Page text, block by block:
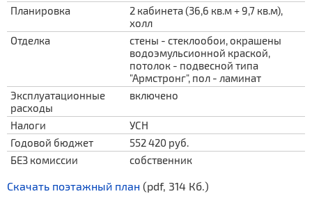
Планировка
2 кабинета (36,6 кв.м + 9,7 кв.м),
холл
Отделка
стены - стеклообои, окрашены
водоэмульсионной краской,
потолок - подвесной типа
"Армстронг", пол - ламинат
Эксплуатационные
расходы
включено
Налоги
УСН
Годовой бюджет
552 420 руб.
БЕЗ комиссии
собственник
Скачать поэтажный план (pdf, 314 Кб.)